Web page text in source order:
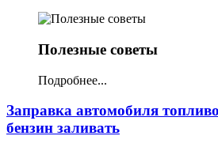
Полезные советы
Подробнее...
Заправка автомобиля
бензин заливать